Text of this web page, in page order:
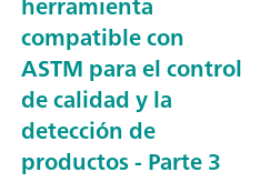
compatible con
ASTM para el control
de calidad y la
detección de
productos - Parte 3